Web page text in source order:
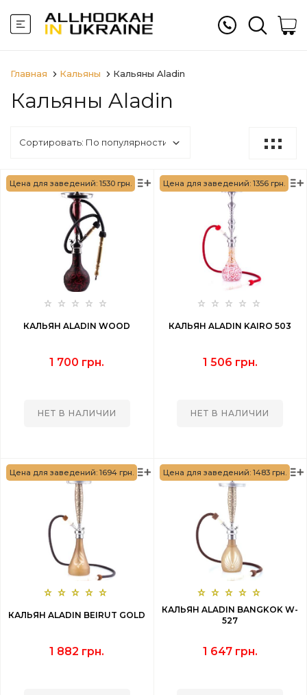
Главная Кальяны Кальяны Aladin
Кальяны Aladin
Цена для заведений: 1530 грн.
КАЛЬЯН ALADIN WOOD
1 700 грн.
НЕТ В НАЛИЧИИ
Цена для заведений: 1356 грн.
КАЛЬЯН ALADIN KAIRO 503
1 506 грн.
НЕТ В НАЛИЧИИ
Цена для заведений: 1694 грн.
КАЛЬЯН ALADIN BEIRUT GOLD
1 882 грн.
Цена для заведений: 1483 грн.
КАЛЬЯН ALADIN BANGKOK W-
527
1 647 грн.